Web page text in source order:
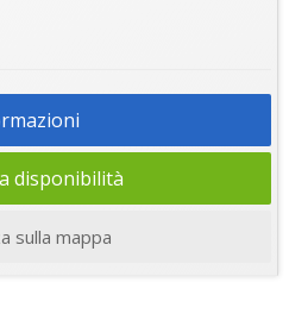
disponibilità
sulla mappa